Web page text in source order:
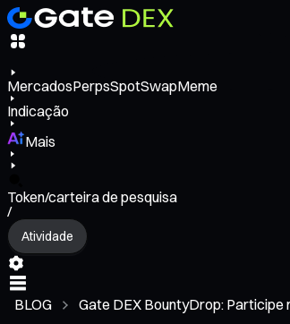
MercadosPerpsSpotSwapMeme
Indicação
Mais
Token/carteira de pesquisa
/
Atividade
BLOG Gate DEX BountyDrop: Participe